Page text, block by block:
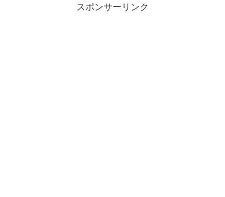
スポンサーリンク